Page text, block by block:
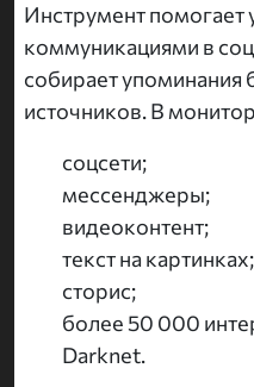
Инструмент помогает
коммуникациями в
собирает упоминания
источников. В
соцсети;
мессенджеры;
видеоконтент;
текст на картинках;
сторис;
более 50 000
Darknet.